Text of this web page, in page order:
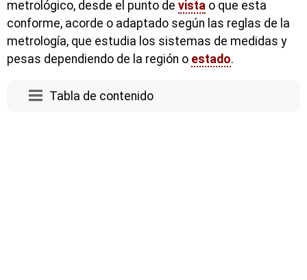
metrológico, desde el punto de vista o que esta
conforme, acorde o adaptado según las reglas de la
metrología, que estudia los sistemas de medidas y
pesas dependiendo de la región o estado.
Tabla de contenido